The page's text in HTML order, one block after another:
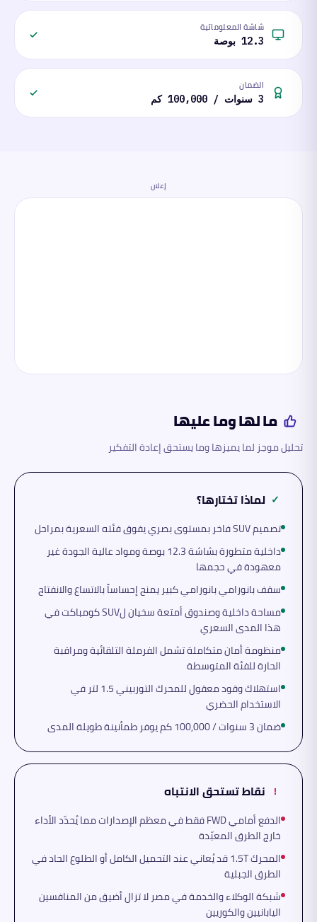
شاشة المعلوماتية
12.3 بوصة
الضمان
3 سنوات / 100,000 كم
إعلان
ما لها وما عليها
تحليل موجز لما يميزها وما يستحق إعادة التفكير
✓ لماذا تختارها؟
تصميم SUV فاخر بمستوى بصري يفوق فئته السعرية بمراحل
داخلية متطورة بشاشة 12.3 بوصة ومواد عالية الجودة غير
معهودة في حجمها
سقف بانورامي بانورامي كبير يمنح إحساساً بالاتساع والانفتاح
مساحة داخلية وصندوق أمتعة سخيان لSUV كومباكت في
هذا المدى السعري
منظومة أمان متكاملة تشمل الفرملة التلقائية ومراقبة
الحارة للفئة المتوسطة
استهلاك وقود معقول للمحرك التوربيني 1.5 لتر في
الاستخدام الحضري
ضمان 3 سنوات / 100,000 كم يوفر طمأنينة طويلة المدى
! نقاط تستحق الانتباه
الدفع أمامي FWD فقط في معظم الإصدارات مما يُحدّد الأداء
خارج الطرق المعبّدة
المحرك 1.5T قد يُعاني عند التحميل الكامل أو الطلوع الحاد في
الطرق الجبلية
شبكة الوكلاء والخدمة في مصر لا تزال أضيق من المنافسين
اليابانيين والكوريين